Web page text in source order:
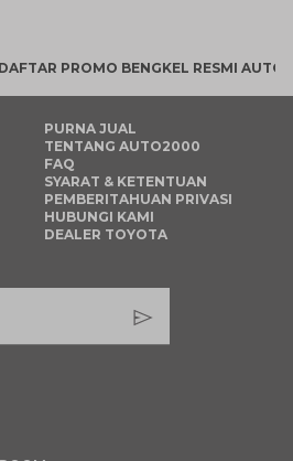
DAFTAR PROMO BENGKEL RESMI
PURNA JUAL
TENTANG AUTO2000
FAQ
SYARAT & KETENTUAN
PEMBERITAHUAN PRIVASI
HUBUNGI KAMI
DEALER TOYOTA